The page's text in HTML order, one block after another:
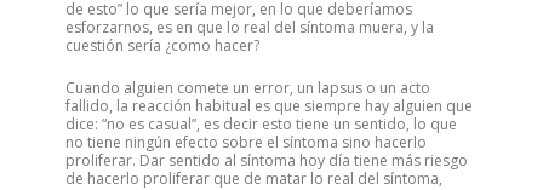
de esto” lo que sería mejor, en lo que deberíamos
esforzarnos, es en que lo real del síntoma muera, y la
cuestión sería ¿como hacer?
Cuando alguien comete un error, un lapsus o un acto
fallido, la reacción habitual es que siempre hay alguien que
dice: “no es casual”, es decir esto tiene un sentido, lo que
no tiene ningún efecto sobre el síntoma sino hacerlo
proliferar. Dar sentido al síntoma hoy día tiene más riesgo
de hacerlo proliferar que de matar lo real del síntoma,